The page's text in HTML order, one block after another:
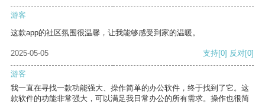
游客
这款app的社区氛围很温馨，让我能够感受到家的温暖。
2025-05-05 支持[0] 反对[0]
游客
我一直在寻找一款功能强大、操作简单的办公软件，终于找到了它。这
款软件的功能非常强大，可以满足我日常办公的所有需求。操作也很简